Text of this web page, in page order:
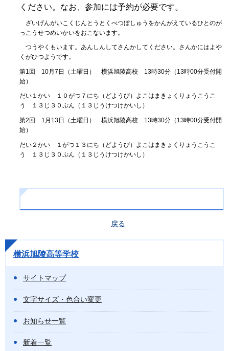
ください。なお、参加には予約が必要です。
ざいげんがいこくじんとうとくべつぼしゅうをかんがえているひとのが
っこうせつめいかいをおこないます。
つうやくもいます。あんしんしてさんかしてください。さんかにはよや
くがひつようです。
第1回 10月7日（土曜日） 横浜旭陵高校 13時30分（13時00分受付開
始）
だい１かい １０がつ７にち（どようび）よこはまきょくりょうこうこ
う １３じ３０ぷん（１３じうけつけかいし）
第2回 1月13日（土曜日） 横浜旭陵高校 13時30分（13時00分受付開
始）
だい２かい １がつ１３にち（どようび）よこはまきょくりょうこうこ
う １３じ３０ぷん（１３じうけつけかいし）
戻る
横浜旭陵高等学校
サイトマップ
文字サイズ・色合い変更
お知らせ一覧
新着一覧